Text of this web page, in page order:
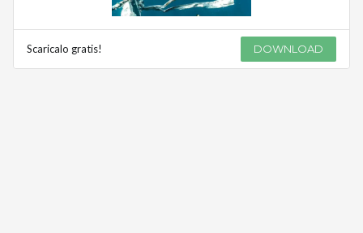
Scaricalo gratis! DOWNLOAD